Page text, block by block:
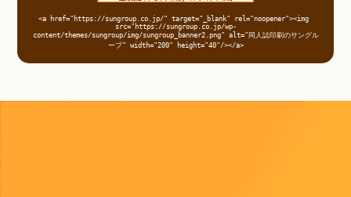
<a href="https://sungroup.co.jp/" target="_blank" rel="noopener"><img
src="https://sungroup.co.jp/wp-
content/themes/sungroup/img/sungroup_banner2.png" alt="同人誌印刷のサングル
ープ" width="200" height="40"/></a>